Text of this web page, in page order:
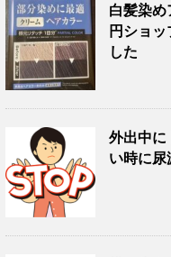
白髪染め
円ショッ
した
外出中に
い時に尿